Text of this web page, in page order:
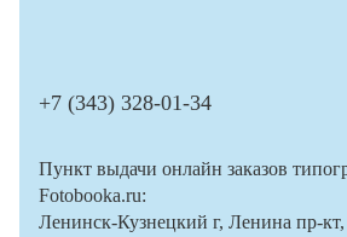
+7 (343) 328-01-34
Пункт выдачи онлайн заказов
Fotobooka.ru:
Ленинск-Кузнецкий г, Ленина пр-кт,